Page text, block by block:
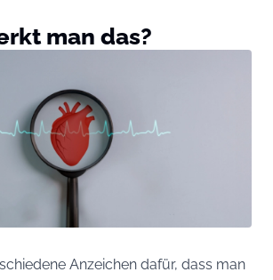
man das?
Anzeichen dafür, dass man